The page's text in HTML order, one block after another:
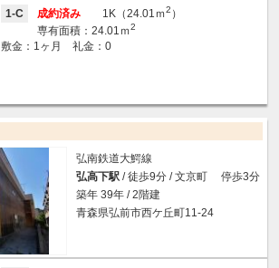
1-C 成約済み 1K（24.01ｍ2 ）
専有面積：24.01ｍ2
敷金：1ヶ月 礼金：0
弘南鉄道大鰐線
弘高下駅 / 徒歩9分 / 文京町 停歩3分
築年 39年 / 2階建
青森県弘前市西ケ丘町11-24